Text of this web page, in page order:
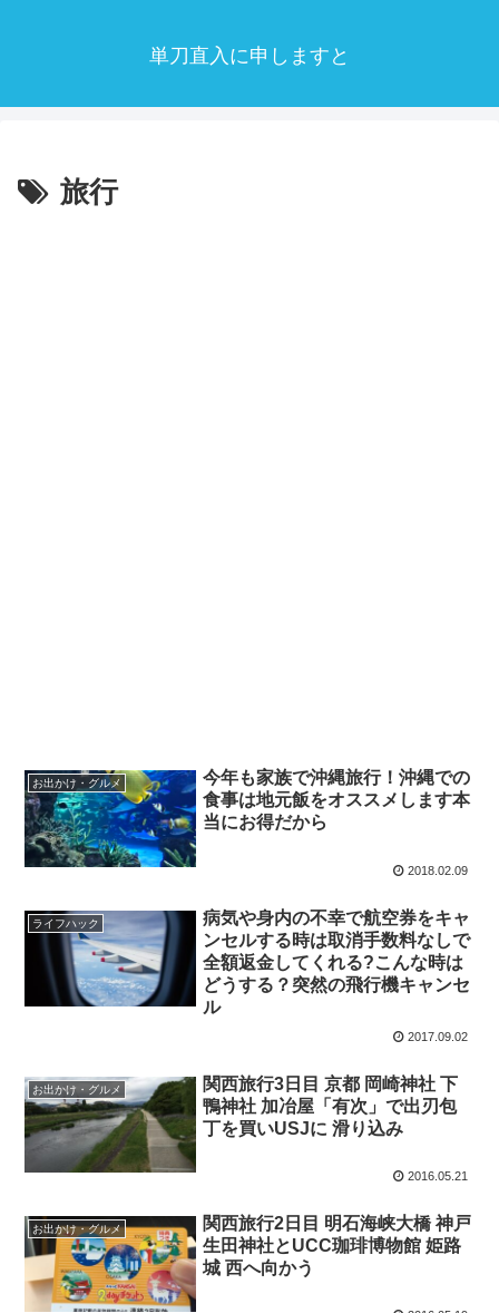
単刀直入に申しますと
旅行
お出かけ・グルメ
今年も家族で沖縄旅行！沖縄での
食事は地元飯をオススメします本
当にお得だから
2018.02.09
ライフハック
病気や身内の不幸で航空券をキャ
ンセルする時は取消手数料なしで
全額返金してくれる?こんな時は
どうする？突然の飛行機キャンセ
ル
2017.09.02
お出かけ・グルメ
関西旅行3日目 京都 岡崎神社 下
鴨神社 加冶屋「有次」で出刃包
丁を買いUSJに 滑り込み
2016.05.21
お出かけ・グルメ
関西旅行2日目 明石海峡大橋 神戸
生田神社とUCC珈琲博物館 姫路
城 西へ向かう